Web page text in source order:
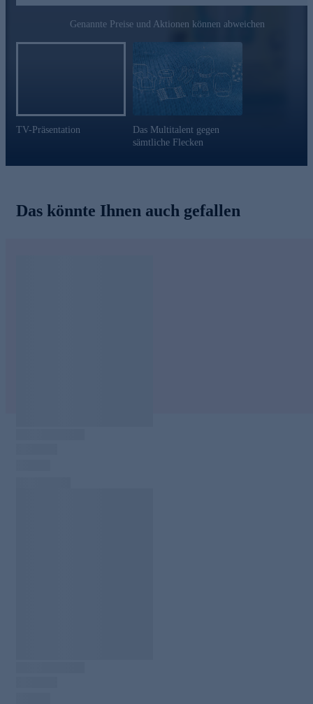
Genannte Preise und Aktionen können abweichen
TV-Präsentation
Das Multitalent gegen
sämtliche Flecken
Das könnte Ihnen auch gefallen